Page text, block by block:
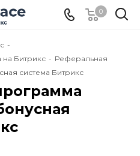
0
-
на Битрикс - Реферальная
система Битрикс